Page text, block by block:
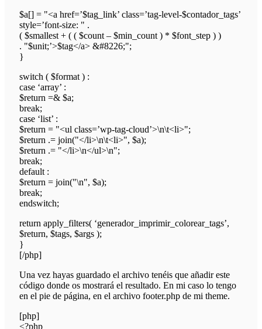
$a[] = "<a href=’$tag_link’ class=’tag-level-$contador_tags’
style=’font-size: " .
( $smallest + ( ( $count – $min_count ) * $font_step ) )
. "$unit;’>$tag</a> &#8226;";
}
switch ( $format ) :
case ‘array’ :
$return =& $a;
break;
case ‘list’ :
$return = "<ul class=’wp-tag-cloud’>\n\t<li>";
$return .= join("</li>\n\t<li>", $a);
$return .= "</li>\n</ul>\n";
break;
default :
$return = join("\n", $a);
break;
endswitch;
return apply_filters( ‘generador_imprimir_colorear_tags’,
$return, $tags, $args );
}
[/php]
Una vez hayas guardado el archivo tenéis que añadir este
código donde os mostrará el resultado. En mi caso lo tengo
en el pie de página, en el archivo footer.php de mi theme.
[php]
<?php